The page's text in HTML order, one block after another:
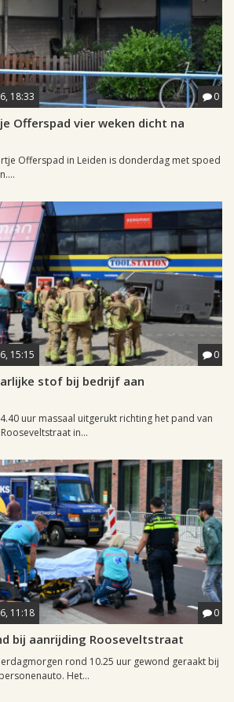
18:33 0
Offerspad vier weken dicht na
Offerspad in Leiden is donderdag met spoed
15:15 0
stof bij bedrijf aan
uur massaal uitgerukt richting het pand van
in...
11:18 0
bij aanrijding Rooseveltstraat
rond 10.25 uur gewond geraakt bij
Het...